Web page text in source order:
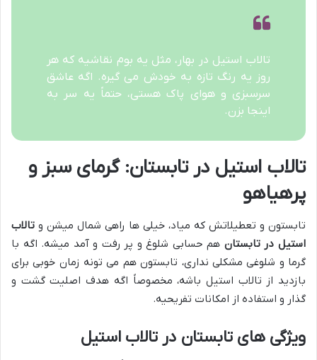
تالاب استیل در بهار، مثل یه بوم نقاشیه که هر
روز یه رنگ تازه به خودش می گیره. اگه عاشق
سرسبزی و هوای پاک هستی، حتماً یه سر به
اینجا بزن.
تالاب استیل در تابستان: گرمای سبز و
پرهیاهو
تابستون و تعطیلاتش که میاد، خیلی ها راهی شمال میشن و تالاب
استیل در تابستان هم حسابی شلوغ و پر رفت و آمد میشه. اگه با
گرما و شلوغی مشکلی نداری، تابستون هم می تونه زمان خوبی برای
بازدید از تالاب استیل باشه، مخصوصاً اگه هدف اصلیت گشت و
گذار و استفاده از امکانات تفریحیه.
ویژگی های تابستان در تالاب استیل